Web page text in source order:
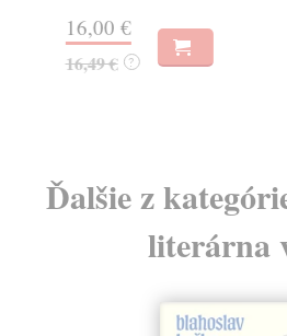
16,00 €
16,49 € ?
Ďalšie z
literárna